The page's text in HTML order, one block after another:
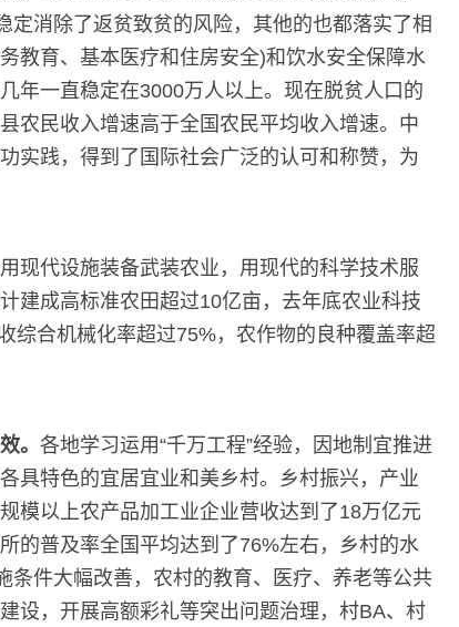
定消除了返贫致贫的风险，其他的也都落实了相
教育、基本医疗和住房安全)和饮水安全保障水
年一直稳定在3000万人以上。现在脱贫人口的
农民收入增速高于全国农民平均收入增速。中
实践，得到了国际社会广泛的认可和称赞，为
现代设施装备武装农业，用现代的科学技术服
建成高标准农田超过10亿亩，去年底农业科技
综合机械化率超过75%，农作物的良种覆盖率超
。 各地学习运用“千万工程”经验，因地制宜推进
具特色的宜居宜业和美乡村。乡村振兴，产业
模以上农产品加工业企业营收达到了18万亿元
的普及率全国平均达到了76%左右，乡村的水
条件大幅改善，农村的教育、医疗、养老等公共
设，开展高额彩礼等突出问题治理，村BA、村